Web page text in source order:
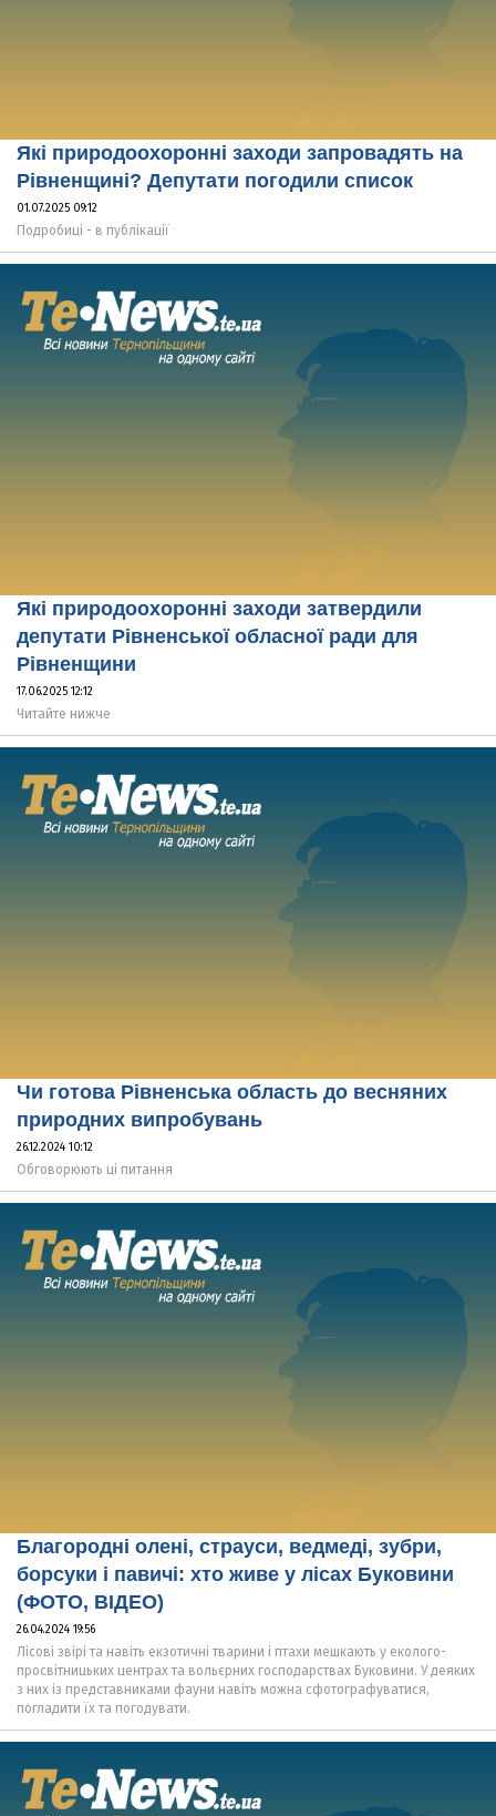
Які природоохоронні заходи запровадять на
Рівненщині? Депутати погодили список
01.07.2025 09:12
Подробиці - в публікації
Які природоохоронні заходи затвердили
депутати Рівненської обласної ради для
Рівненщини
17.06.2025 12:12
Читайте нижче
Чи готова Рівненська область до весняних
природних випробувань
26.12.2024 10:12
Обговорюють ці питання
Благородні олені, страуси, ведмеді, зубри,
борсуки і павичі: хто живе у лісах Буковини
(ФОТО, ВІДЕО)
26.04.2024 19:56
Лісові звірі та навіть екзотичні тварини і птахи мешкають у еколого-
просвітницьких центрах та вольєрних господарствах Буковини. У деяких
з них із представниками фауни навіть можна сфотографуватися,
погладити їх та погодувати.